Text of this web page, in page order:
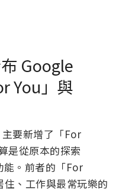
Google
You」與
要新增了「For
是從原本的探索
能。前者的「For
、工作與最常玩樂的